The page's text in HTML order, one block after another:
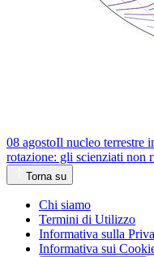
08 agostoIl nucleo terrestre
rotazione: gli scienziati non
Torna su
Chi siamo
Termini di Utilizzo
Informativa sulla
Informativa sui